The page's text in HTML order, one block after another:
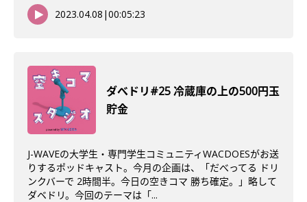
2023.04.08 |00:05:23
ダべドリ#25 冷蔵庫の上の500円玉
貯金
J-WAVEの大学生・専門学生コミュニティWACDOESがお送
りするポッドキャスト。今月の企画は、「だべってる ドリ
ンクバーで 2時間半。今日の空きコマ 勝ち確定。」略して
ダベドリ。今回のテーマは「...